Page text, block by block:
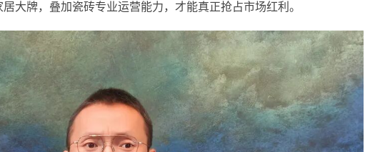
大牌，叠加瓷砖专业运营能力，才能真正抢占市场红利。